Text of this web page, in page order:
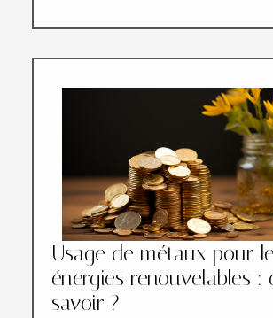
Usage de métaux pour
énergies renouvelables :
savoir ?